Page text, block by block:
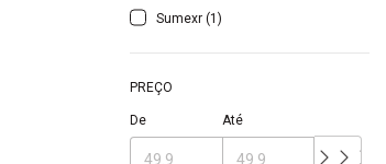
Sumexr (1)
PREÇO
De Até